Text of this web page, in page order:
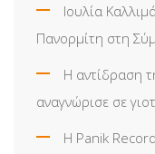
Ιουλία
Πανορμίτη στη
Η αντίδραση
αναγνώρισε σε
Η Panik